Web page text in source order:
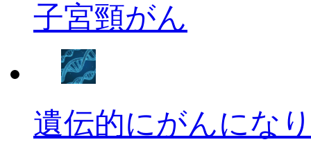
子宮頸がん
遺伝的にがんにな